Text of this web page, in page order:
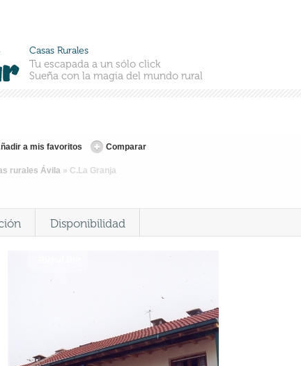
Casas Rurales
Tu escapada a un sólo click
Sueña con la magia del mundo rural
a mis favoritos Comparar
rurales Ávila » C.La Granja
Disponibilidad